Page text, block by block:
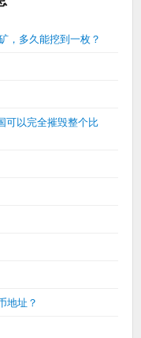
，多久能挖到一枚？
可以完全摧毁整个比
地址？